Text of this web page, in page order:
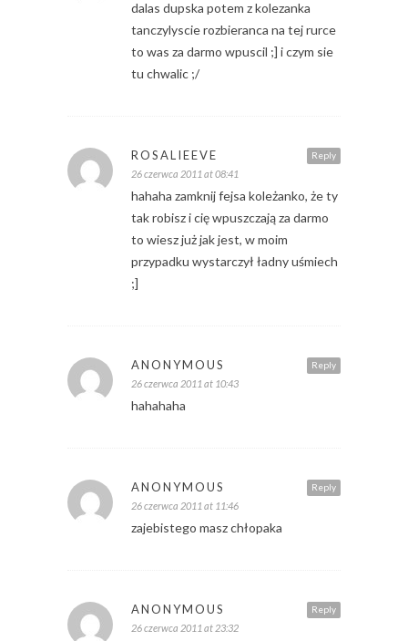
dalas dupska potem z kolezanka
tanczylyscie rozbieranca na tej rurce
to was za darmo wpuscil ;] i czym sie
tu chwalic ;/
Reply
ROSALIEEVE
26 czerwca 2011 at 08:41
hahaha zamknij fejsa koleżanko, że ty
tak robisz i cię wpuszczają za darmo
to wiesz już jak jest, w moim
przypadku wystarczył ładny uśmiech
;]
Reply
ANONYMOUS
26 czerwca 2011 at 10:43
hahahaha
Reply
ANONYMOUS
26 czerwca 2011 at 11:46
zajebistego masz chłopaka
Reply
ANONYMOUS
26 czerwca 2011 at 23:32